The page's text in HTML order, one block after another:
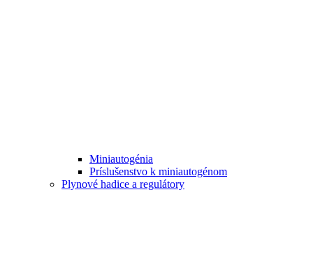
Miniautogénia
Príslušenstvo k miniautogénom
Plynové hadice a regulátory